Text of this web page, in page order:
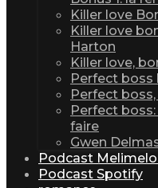
Killer love
Killer love
Harton
Killer love,
Perfect boss
Perfect
Perfect boss:
faire
Gwen
Podcast
Podcast Spotify